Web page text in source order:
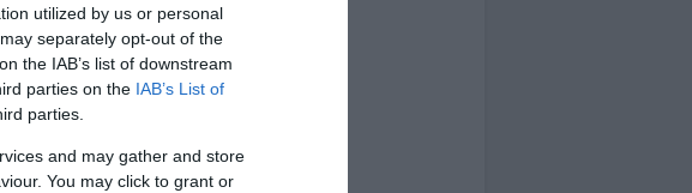
utilized by us or personal
separately opt-out of the
the IAB’s list of downstream
parties on the IAB’s List of
parties.
and may gather and store
You may click to grant or
Eni→